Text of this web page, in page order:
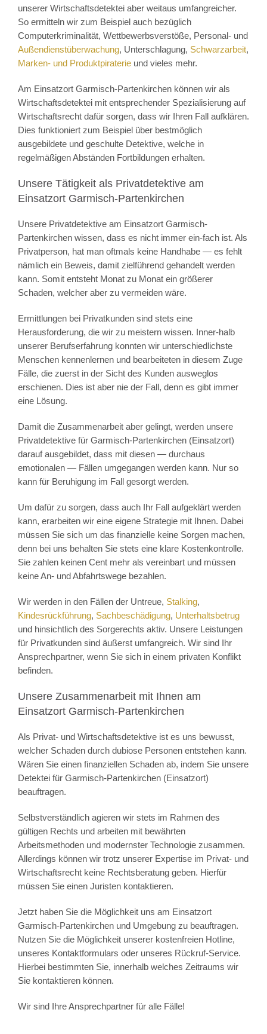
unserer Wirtschaftsdetektei aber weitaus umfangreicher.
So ermitteln wir zum Beispiel auch bezüglich
Computerkriminalität, Wettbewerbsverstöße, Personal- und
Außendienstüberwachung, Unterschlagung, Schwarzarbeit,
Marken- und Produktpiraterie und vieles mehr.
Am Einsatzort Garmisch-Partenkirchen können wir als
Wirtschaftsdetektei mit entsprechender Spezialisierung auf
Wirtschaftsrecht dafür sorgen, dass wir Ihren Fall aufklären.
Dies funktioniert zum Beispiel über bestmöglich
ausgebildete und geschulte Detektive, welche in
regelmäßigen Abständen Fortbildungen erhalten.
Unsere Tätigkeit als Privatdetektive am
Einsatzort Garmisch-Partenkirchen
Unsere Privatdetektive am Einsatzort Garmisch-
Partenkirchen wissen, dass es nicht immer ein-fach ist. Als
Privatperson, hat man oftmals keine Handhabe — es fehlt
nämlich ein Beweis, damit zielführend gehandelt werden
kann. Somit entsteht Monat zu Monat ein größerer
Schaden, welcher aber zu vermeiden wäre.
Ermittlungen bei Privatkunden sind stets eine
Herausforderung, die wir zu meistern wissen. Inner-halb
unserer Berufserfahrung konnten wir unterschiedlichste
Menschen kennenlernen und bearbeiteten in diesem Zuge
Fälle, die zuerst in der Sicht des Kunden ausweglos
erschienen. Dies ist aber nie der Fall, denn es gibt immer
eine Lösung.
Damit die Zusammenarbeit aber gelingt, werden unsere
Privatdetektive für Garmisch-Partenkirchen (Einsatzort)
darauf ausgebildet, dass mit diesen — durchaus
emotionalen — Fällen umgegangen werden kann. Nur so
kann für Beruhigung im Fall gesorgt werden.
Um dafür zu sorgen, dass auch Ihr Fall aufgeklärt werden
kann, erarbeiten wir eine eigene Strategie mit Ihnen. Dabei
müssen Sie sich um das finanzielle keine Sorgen machen,
denn bei uns behalten Sie stets eine klare Kostenkontrolle.
Sie zahlen keinen Cent mehr als vereinbart und müssen
keine An- und Abfahrtswege bezahlen.
Wir werden in den Fällen der Untreue, Stalking,
Kindesrückführung, Sachbeschädigung, Unterhaltsbetrug
und hinsichtlich des Sorgerechts aktiv. Unsere Leistungen
für Privatkunden sind äußerst umfangreich. Wir sind Ihr
Ansprechpartner, wenn Sie sich in einem privaten Konflikt
befinden.
Unsere Zusammenarbeit mit Ihnen am
Einsatzort Garmisch-Partenkirchen
Als Privat- und Wirtschaftsdetektive ist es uns bewusst,
welcher Schaden durch dubiose Personen entstehen kann.
Wären Sie einen finanziellen Schaden ab, indem Sie unsere
Detektei für Garmisch-Partenkirchen (Einsatzort)
beauftragen.
Selbstverständlich agieren wir stets im Rahmen des
gültigen Rechts und arbeiten mit bewährten
Arbeitsmethoden und modernster Technologie zusammen.
Allerdings können wir trotz unserer Expertise im Privat- und
Wirtschaftsrecht keine Rechtsberatung geben. Hierfür
müssen Sie einen Juristen kontaktieren.
Jetzt haben Sie die Möglichkeit uns am Einsatzort
Garmisch-Partenkirchen und Umgebung zu beauftragen.
Nutzen Sie die Möglichkeit unserer kostenfreien Hotline,
unseres Kontaktformulars oder unseres Rückruf-Service.
Hierbei bestimmten Sie, innerhalb welches Zeitraums wir
Sie kontaktieren können.
Wir sind Ihre Ansprechpartner für alle Fälle!